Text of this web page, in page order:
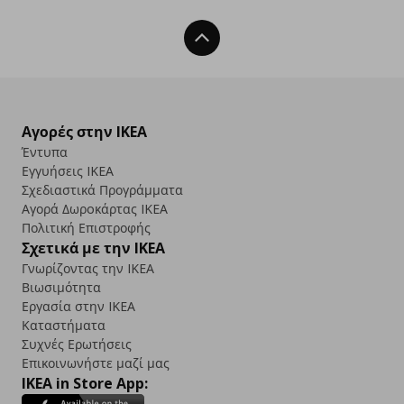
Back To Top
Αγορές στην IKEA
Έντυπα
Εγγυήσεις IKEA
Σχεδιαστικά Προγράμματα
Αγορά Δωρoκάρτας IKEA
Πολιτική Επιστροφής
Σχετικά με την IKEA
Γνωρίζοντας την IKEA
Βιωσιμότητα
Εργασία στην IKEA
Καταστήματα
Συχνές Ερωτήσεις
Επικοινωνήστε μαζί μας
IKEA in Store App: